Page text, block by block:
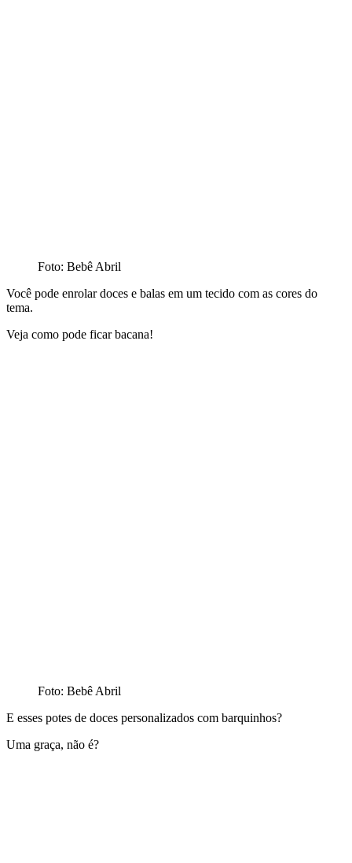
Foto: Bebê Abril
Você pode enrolar doces e balas em um tecido com as cores do
tema.
Veja como pode ficar bacana!
Foto: Bebê Abril
E esses potes de doces personalizados com barquinhos?
Uma graça, não é?